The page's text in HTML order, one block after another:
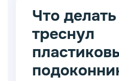
Что
треснул